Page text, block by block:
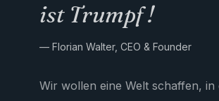
ist Trumpf !
— Florian Walter, CEO & Founder
Wir wollen eine Welt schaffen,